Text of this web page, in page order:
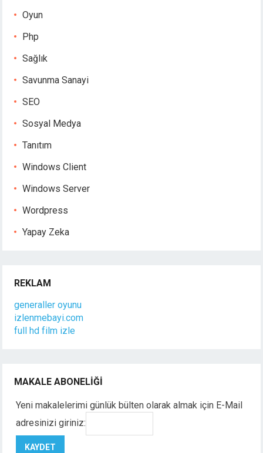
Oyun
Php
Sağlık
Savunma Sanayi
SEO
Sosyal Medya
Tanıtım
Windows Client
Windows Server
Wordpress
Yapay Zeka
REKLAM
generaller oyunu
izlenmebayi.com
full hd film izle
MAKALE ABONELIĞI
Yeni makalelerimi günlük bülten olarak almak için E-Mail
adresinizi giriniz: